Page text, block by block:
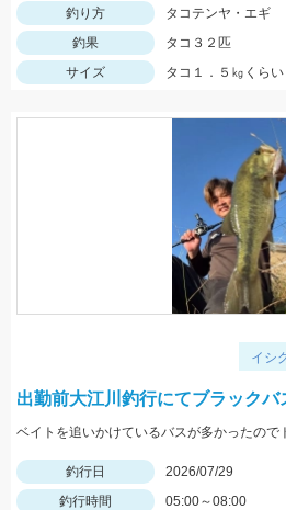
釣り方
タコテンヤ・エギ
釣果
タコ３２匹
サイズ
タコ１．５㎏くら
イシ
出勤前大江川釣行にてブラックバ
釣行日
2026/07/29
釣行時間
05:00～08:00